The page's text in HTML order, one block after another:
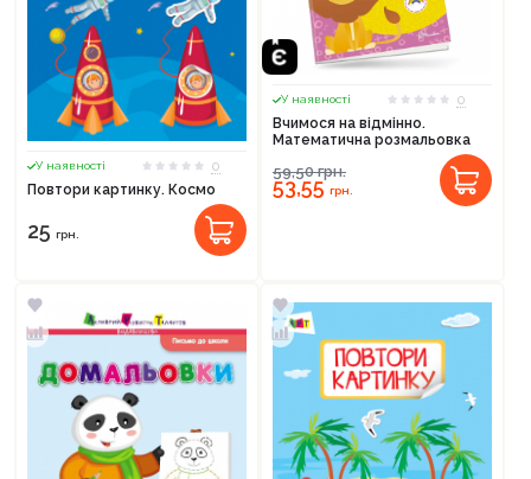
У наявності
0
Повтори картинку. Космо
25 грн.
У наявності
0
Вчимося на відмінно.
Математична розмальовка
59,50грн.
53,55 грн.